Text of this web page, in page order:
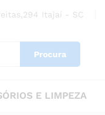
Itajaí - SC
Procura
E LIMPEZA